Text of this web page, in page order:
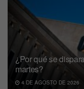
¿Por qué se
martes?
4 DE AGOSTO DE 2026